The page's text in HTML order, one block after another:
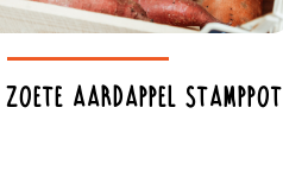
aardappel stamppot